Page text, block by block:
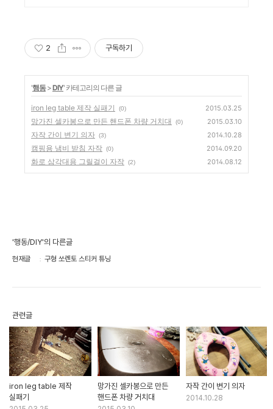
2 구독하기
'행동>DIY' 카테고리의 다른 글
iron leg table 제작 실패기 (0) 2015.03.25
망가진 셀카봉으로 만든 핸드폰 차량 거치대 (0) 2015.03.10
자작 간이 변기 의자 (3) 2014.10.28
캠핑용 냄비 받침 자작 (0) 2014.09.20
화로 삼각대용 그릴걸이 자작 (2) 2014.08.12
'행동/DIY'의 다른글
현재글 구형 쏘렌토 스티커 튜닝
관련글
iron leg table 제작
실패기
망가진 셀카봉으로 만든
핸드폰 차량 거치대
자작 간이 변기 의자
2014.10.28